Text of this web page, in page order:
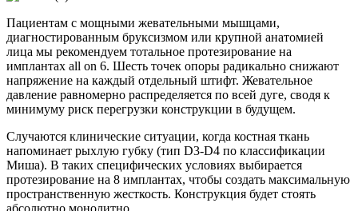
Пациентам с мощными жевательными мышцами,
диагностированным бруксизмом или крупной анатомией
лица мы рекомендуем тотальное протезирование на
имплантах all on 6. Шесть точек опоры радикально снижают
напряжение на каждый отдельный штифт. Жевательное
давление равномерно распределяется по всей дуге, сводя к
минимуму риск перегрузки конструкции в будущем.
Случаются клинические ситуации, когда костная ткань
напоминает рыхлую губку (тип D3-D4 по классификации
Миша). В таких специфических условиях выбирается
протезирование на 8 имплантах, чтобы создать максимальную
пространственную жесткость. Конструкция будет стоять